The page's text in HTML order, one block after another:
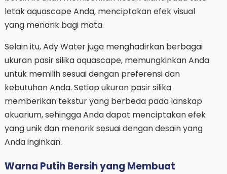
letak aquascape Anda, menciptakan efek visual
yang menarik bagi mata.
Selain itu, Ady Water juga menghadirkan berbagai
ukuran pasir silika aquascape, memungkinkan Anda
untuk memilih sesuai dengan preferensi dan
kebutuhan Anda. Setiap ukuran pasir silika
memberikan tekstur yang berbeda pada lanskap
akuarium, sehingga Anda dapat menciptakan efek
yang unik dan menarik sesuai dengan desain yang
Anda inginkan.
Warna Putih Bersih yang Membuat